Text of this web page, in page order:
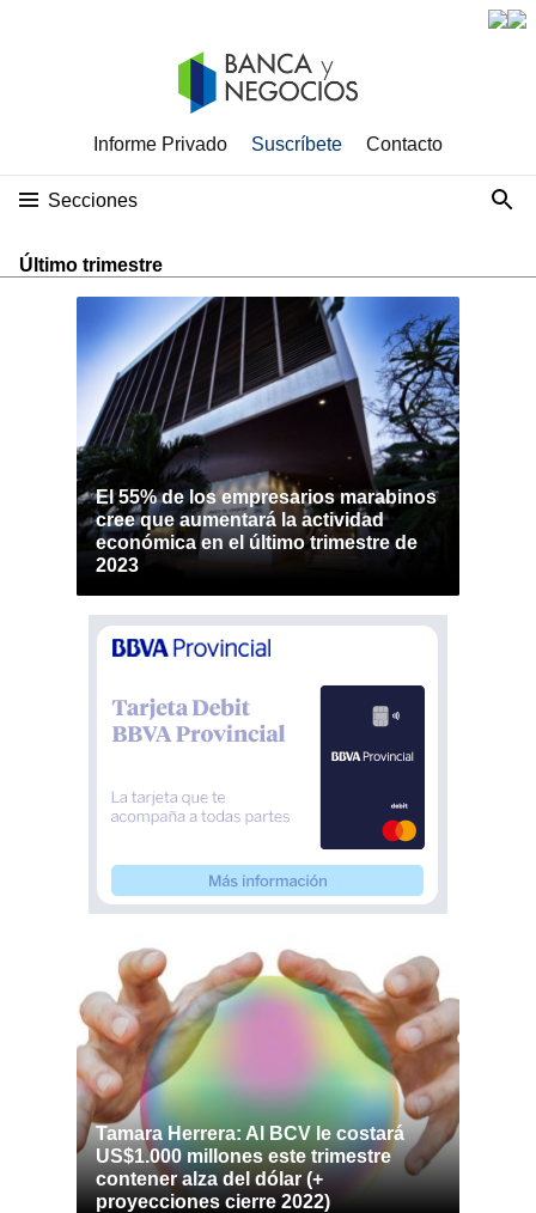
Informe Privado Suscríbete Contacto
Secciones
Último trimestre
El 55% de los empresarios marabinos
cree que aumentará la actividad
económica en el último trimestre de
2023
Tamara Herrera: Al BCV le costará
US$1.000 millones este trimestre
contener alza del dólar (+
proyecciones cierre 2022)